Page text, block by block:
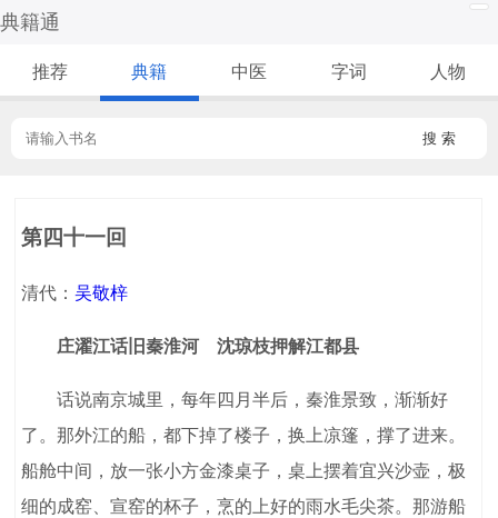
典籍通
推荐 典籍 中医 字词 人物
搜 索
第四十一回
清代：吴敬梓
庄濯江话旧秦淮河 沈琼枝押解江都县
话说南京城里，每年四月半后，秦淮景致，渐渐好
了。那外江的船，都下掉了楼子，换上凉篷，撑了进来。
船舱中间，放一张小方金漆桌子，桌上摆着宜兴沙壶，极
细的成窑、宣窑的杯子，烹的上好的雨水毛尖茶。那游船